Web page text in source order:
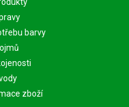
barvy
zboží